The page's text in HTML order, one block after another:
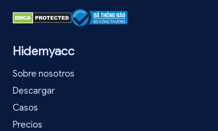
Hidemyacc
Sobre nosotros
Descargar
Casos
Precios